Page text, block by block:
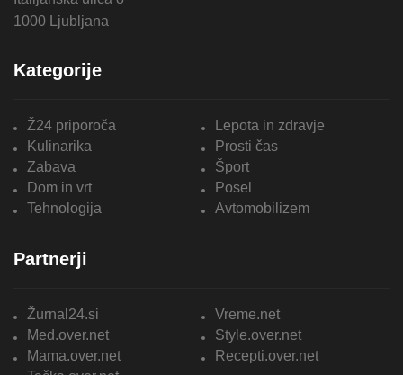
1000 Ljubljana
Kategorije
Ž24 priporoča
Lepota in zdravje
Kulinarika
Prosti čas
Zabava
Šport
Dom in vrt
Posel
Tehnologija
Avtomobilizem
Partnerji
Žurnal24.si
Vreme.net
Med.over.net
Style.over.net
Mama.over.net
Recepti.over.net